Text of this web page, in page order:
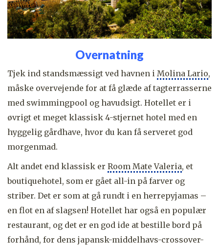
Overnatning
Tjek ind standsmæssigt ved havnen i Molina Lario,
måske overvejende for at få glæde af tagterrasserne
med swimmingpool og havudsigt. Hotellet er i
øvrigt et meget klassisk 4-stjernet hotel med en
hyggelig gårdhave, hvor du kan få serveret god
morgenmad.
Alt andet end klassisk er Room Mate Valeria, et
boutiquehotel, som er gået all-in på farver og
striber. Det er som at gå rundt i en herrepyjamas –
en flot en af slagsen! Hotellet har også en populær
restaurant, og det er en god ide at bestille bord på
forhånd, for dens japansk-middelhavs-crossover-